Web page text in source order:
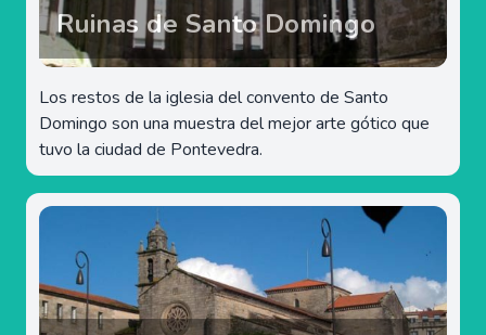
Ruinas de Santo Domingo
Los restos de la iglesia del convento de Santo
Domingo son una muestra del mejor arte gótico que
tuvo la ciudad de Pontevedra.